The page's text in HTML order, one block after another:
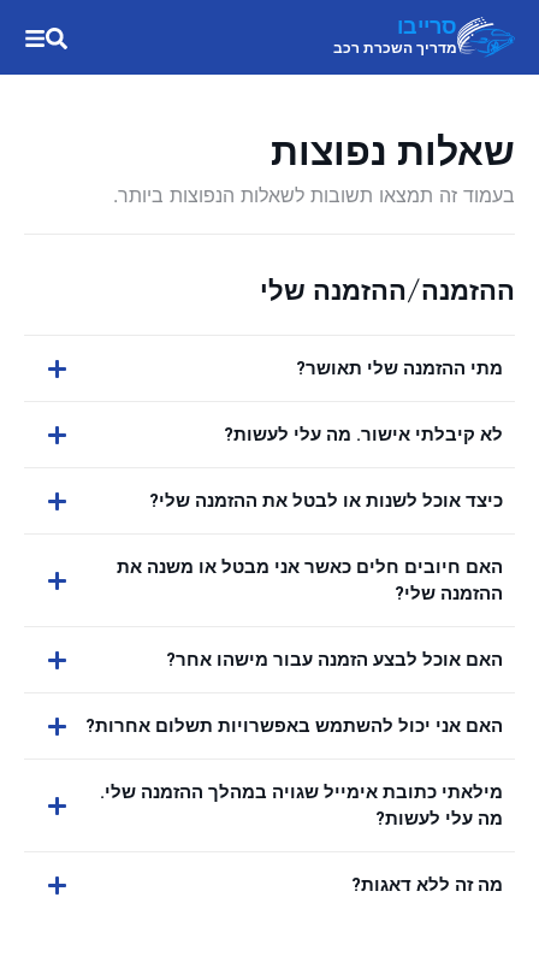
סרייבו
מדריך השכרת רכב
שאלות נפוצות
בעמוד זה תמצאו תשובות לשאלות הנפוצות ביותר.
ההזמנה/ההזמנה שלי
מתי ההזמנה שלי תאושר?
לא קיבלתי אישור. מה עלי לעשות?
כיצד אוכל לשנות או לבטל את ההזמנה שלי?
האם חיובים חלים כאשר אני מבטל או משנה את
ההזמנה שלי?
האם אוכל לבצע הזמנה עבור מישהו אחר?
האם אני יכול להשתמש באפשרויות תשלום אחרות?
מילאתי כתובת אימייל שגויה במהלך ההזמנה שלי.
מה עלי לעשות?
מה זה ללא דאגות?